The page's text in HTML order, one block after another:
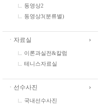
동영상2
동영상3(분류별)
ㆍ자료실
이론과실전&칼럼
테니스자료실
ㆍ선수사진
국내선수사진